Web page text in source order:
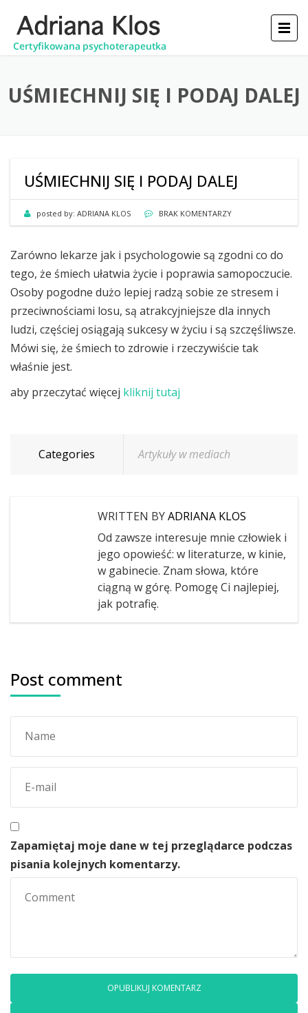
UŚMIECHNIJ SIĘ I PODAJ DALEJ
UŚMIECHNIJ SIĘ I PODAJ DALEJ
posted by: ADRIANA KLOS BRAK KOMENTARZY
Zarówno lekarze jak i psychologowie są zgodni co do
tego, że śmiech ułatwia życie i poprawia samopoczucie.
Osoby pogodne dużo lepiej radzą sobie ze stresem i
przeciwnościami losu, są atrakcyjniejsze dla innych
ludzi, częściej osiągają sukcesy w życiu i są szczęśliwsze.
Mówi się, że śmiech to zdrowie i rzeczywiście tak
właśnie jest.
aby przeczytać więcej kliknij tutaj
Categories Artykuły w mediach
WRITTEN BYADRIANA KLOS
Od zawsze interesuje mnie człowiek i
jego opowieść: w literaturze, w kinie,
w gabinecie. Znam słowa, które
ciągną w górę. Pomogę Ci najlepiej,
jak potrafię.
Post comment
Zapamiętaj moje dane w tej przeglądarce podczas
pisania kolejnych komentarzy.